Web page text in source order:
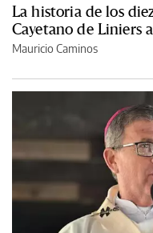
La historia de los
Cayetano de Liniers
Mauricio Caminos